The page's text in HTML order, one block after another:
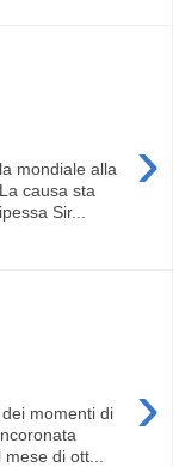
›
mondiale alla
causa sta
Sir...
›
momenti di
di ott...